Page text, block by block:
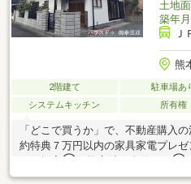
土地
築年月
熊
2階建て 駐車場あ
システムキッチン
所有権
「どこで買うか」で、不動産購入
約特典７万円以内の家具家電プレゼ
提携銀行多数で金利を安く＼３０